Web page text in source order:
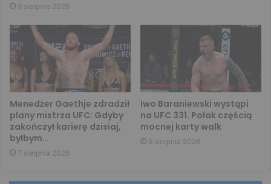
9 sierpnia 2026
Menedżer Gaethje zdradził
plany mistrza UFC: Gdyby
zakończył karierę dzisiaj,
byłbym…
7 sierpnia 2026
Iwo Baraniewski wystąpi
na UFC 331. Polak częścią
mocnej karty walk
6 sierpnia 2026